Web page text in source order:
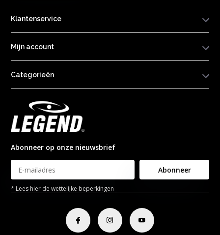
Klantenservice
Mijn account
Categorieën
Abonneer op onze nieuwsbrief
Abonneer
* Lees hier de wettelijke beperkingen